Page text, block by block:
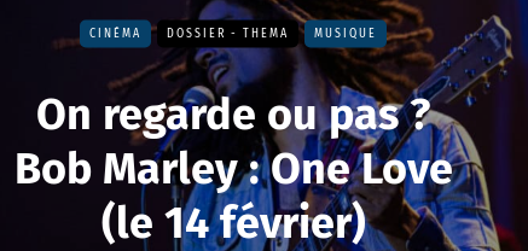
CINÉMA DOSSIER - THEMA MUSIQUE
On regarde ou pas ?
Bob Marley : One Love
(le 14 février)